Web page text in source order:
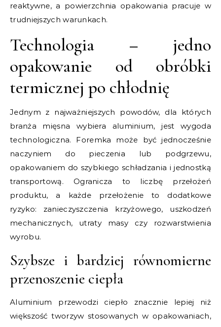
reaktywne, a powierzchnia opakowania pracuje w
trudniejszych warunkach.
Technologia – jedno
opakowanie od obróbki
termicznej po chłodnię
Jednym z najważniejszych powodów, dla których
branża mięsna wybiera aluminium, jest wygoda
technologiczna. Foremka może być jednocześnie
naczyniem do pieczenia lub podgrzewu,
opakowaniem do szybkiego schładzania i jednostką
transportową. Ogranicza to liczbę przełożeń
produktu, a każde przełożenie to dodatkowe
ryzyko: zanieczyszczenia krzyżowego, uszkodzeń
mechanicznych, utraty masy czy rozwarstwienia
wyrobu.
Szybsze i bardziej równomierne
przenoszenie ciepła
Aluminium przewodzi ciepło znacznie lepiej niż
większość tworzyw stosowanych w opakowaniach,